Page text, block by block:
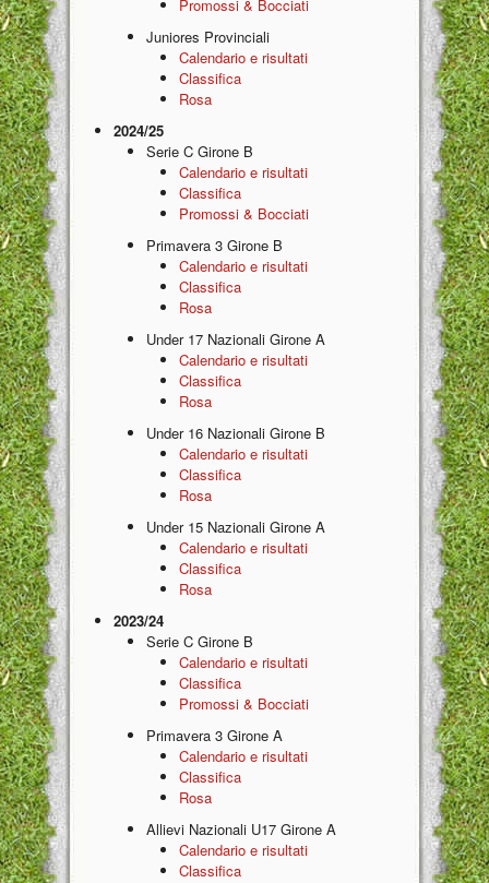
Promossi & Bocciati
Juniores Provinciali
Calendario e risultati
Classifica
Rosa
2024/25
Serie C Girone B
Calendario e risultati
Classifica
Promossi & Bocciati
Primavera 3 Girone B
Calendario e risultati
Classifica
Rosa
Under 17 Nazionali Girone A
Calendario e risultati
Classifica
Rosa
Under 16 Nazionali Girone B
Calendario e risultati
Classifica
Rosa
Under 15 Nazionali Girone A
Calendario e risultati
Classifica
Rosa
2023/24
Serie C Girone B
Calendario e risultati
Classifica
Promossi & Bocciati
Primavera 3 Girone A
Calendario e risultati
Classifica
Rosa
Allievi Nazionali U17 Girone A
Calendario e risultati
Classifica